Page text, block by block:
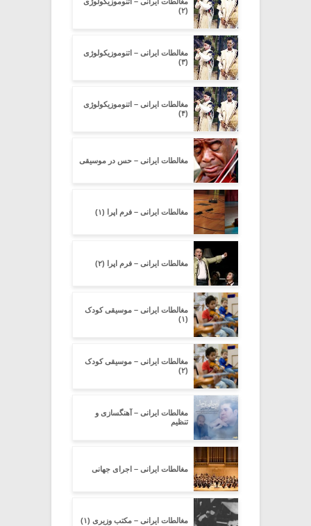
مغالطات ایرانی – اتنوموزیکولوژی
(۲)
مغالطات ایرانی – اتنوموزیکولوژی
(۳)
مغالطات ایرانی – اتنوموزیکولوژی
(۴)
مغالطات ایرانی – حس در موسیقی
مغالطات ایرانی – فرم اپرا (۱)
مغالطات ایرانی – فرم اپرا (۲)
مغالطات ایرانی – موسیقی کودک
(۱)
مغالطات ایرانی – موسیقی کودک
(۲)
مغالطات ایرانی – آهنگسازی و
تنظیم
مغالطات ایرانی – اجرای جهانی
مغالطات ایرانی – مکتب وزیری (۱)